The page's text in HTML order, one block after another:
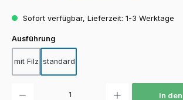
Sofort verfügbar, Lieferzeit: 1-3 Werktage
Ausführung
mit Filz standard
In